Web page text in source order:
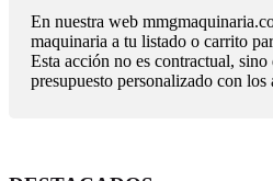
En nuestra web
maquinaria a tu listado o carrito
Esta acción no es contractual, sino
presupuesto personalizado con